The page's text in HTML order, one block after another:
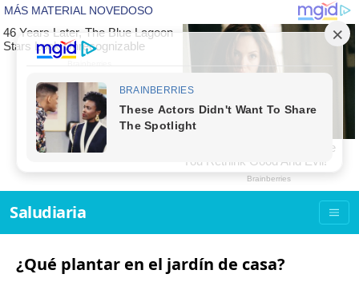
Saludiaria
¿Qué plantar en el jardín de casa?